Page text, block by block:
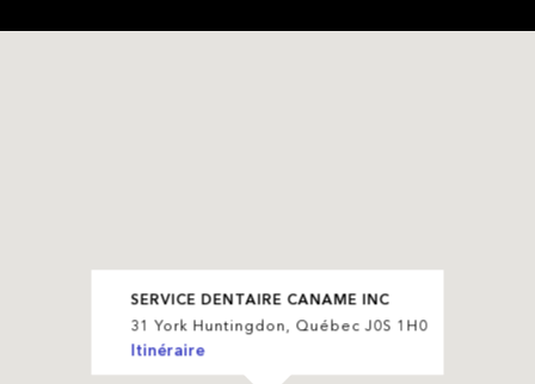
SERVICE DENTAIRE CANAME INC
31 York Huntingdon, Québec J0S 1H0
Itinéraire